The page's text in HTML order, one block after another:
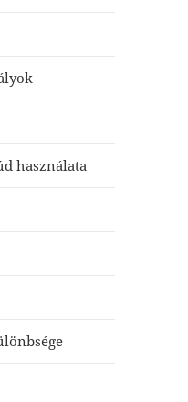
használata